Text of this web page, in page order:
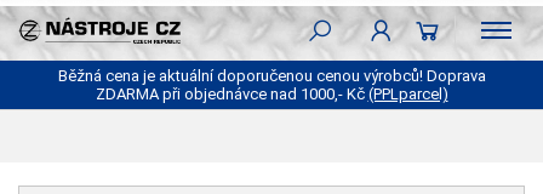
Běžná cena je aktuální doporučenou cenou výrobců! Doprava
ZDARMA při objednávce nad 1000,- Kč (PPLparcel)